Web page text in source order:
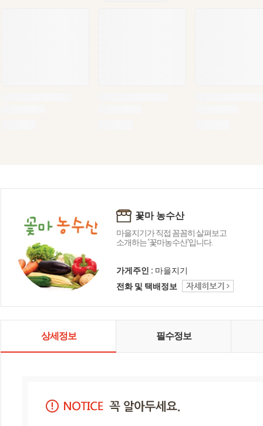
꽃마 농수산
마을지기가 직접 꼼꼼히 살펴보고
소개하는 '꽃마농수산'입니다.
가게주인 : 마을지기
전화 및 택배정보
상세정보 필수정보